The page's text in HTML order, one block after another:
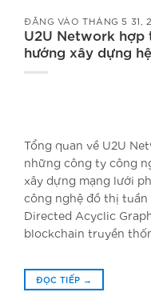
ĐĂNG VÀOTHÁNG 5 31,
U2U Network hợp
hướng xây dựng
Tổng quan về U2U
những công ty công
xây dựng mạng lưới
công nghệ đồ thị tuần
Directed Acyclic
blockchain truyền
ĐỌC TIẾP →